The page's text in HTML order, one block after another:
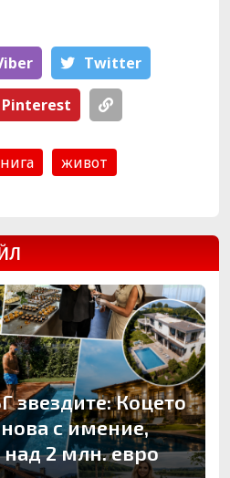
Тwitter
Pinterest
живот
звездите: Коцето
с имение,
2 млн. евро